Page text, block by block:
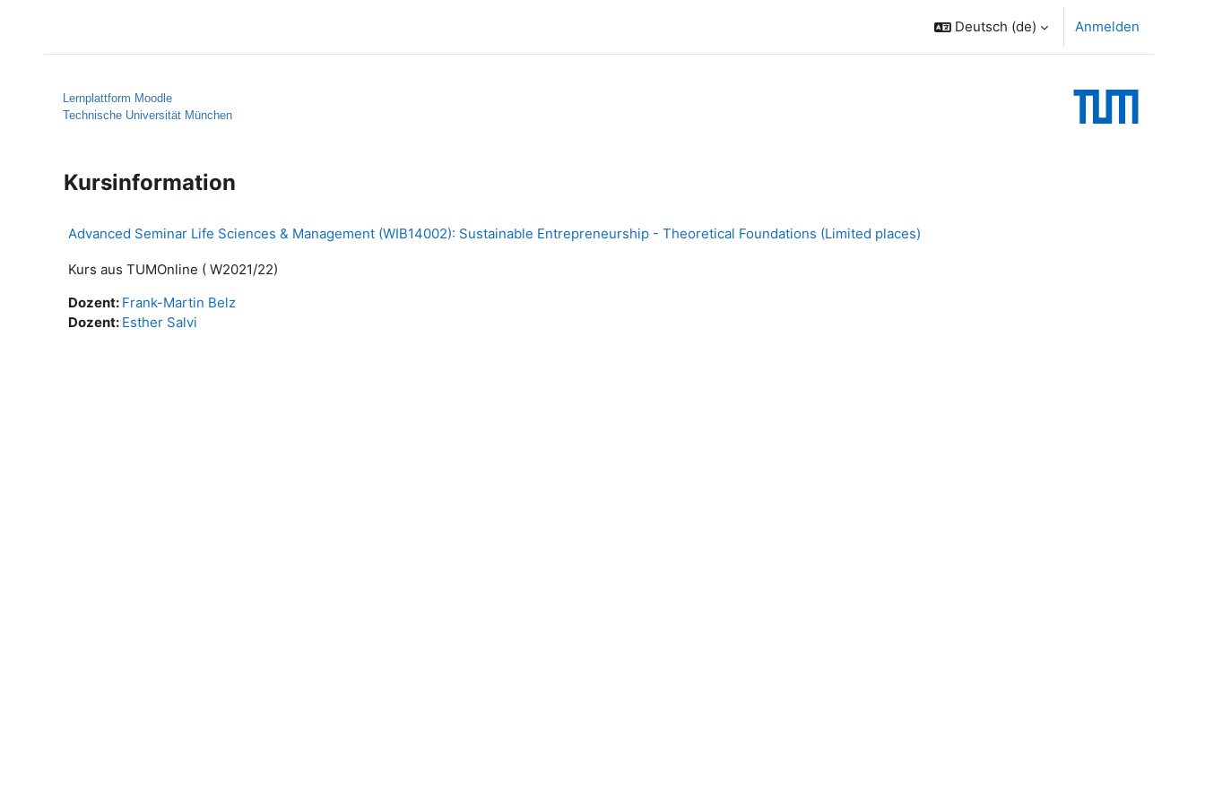
Deutsch ‎(de)‎ Anmelden
Lernplattform Moodle
Technische Universität München
Kursinformation
Advanced Seminar Life Sciences & Management (WIB14002): Sustainable Entrepreneurship - Theoretical Foundations (Limited places)
Kurs aus TUMOnline ( W2021/22)
Dozent: Frank-Martin Belz
Dozent: Esther Salvi